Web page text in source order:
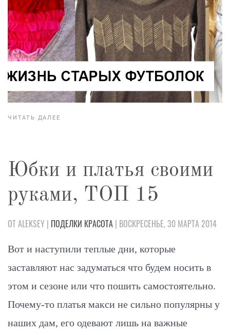
ЧИТАТЬ ДАЛЕЕ
Юбки и платья своими
руками, ТОП 15
ОТ ALEKSEY | ПОДЕЛКИ КРАСОТА | ВОСКРЕСЕНЬЕ, 30 МАРТА 2014
Вот и наступили теплые дни, которые
заставляют нас задуматься что будем носить в
этом и сезоне или что пошить самостоятельно.
Почему-то платья макси не сильно популярны у
наших дам, его одевают лишь на важные